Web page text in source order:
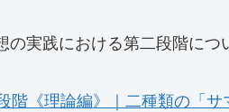
実践における第二段階につ
階《理論編》｜二種類の「